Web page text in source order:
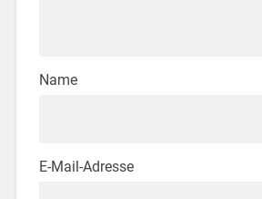
Name
E-Mail-Adresse